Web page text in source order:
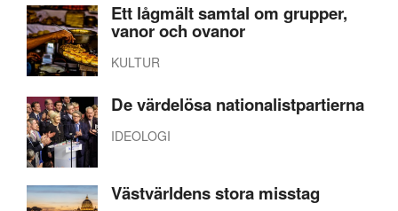
Ett lågmält samtal om grupper,
vanor och ovanor
KULTUR
De värdelösa nationalistpartierna
IDEOLOGI
Västvärldens stora misstag